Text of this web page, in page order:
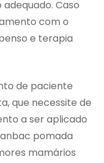
Caso
com o
e terapia
de paciente
que necessite de
a ser aplicado
pomada
mamários